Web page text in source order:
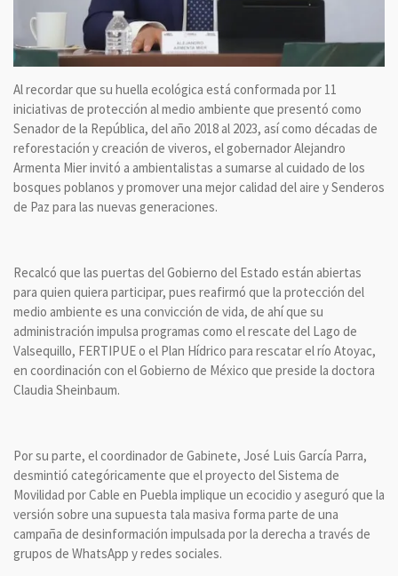
Al recordar que su huella ecológica está conformada por 11
iniciativas de protección al medio ambiente que presentó como
Senador de la República, del año 2018 al 2023, así como décadas de
reforestación y creación de viveros, el gobernador Alejandro
Armenta Mier invitó a ambientalistas a sumarse al cuidado de los
bosques poblanos y promover una mejor calidad del aire y Senderos
de Paz para las nuevas generaciones.
Recalcó que las puertas del Gobierno del Estado están abiertas
para quien quiera participar, pues reafirmó que la protección del
medio ambiente es una convicción de vida, de ahí que su
administración impulsa programas como el rescate del Lago de
Valsequillo, FERTIPUE o el Plan Hídrico para rescatar el río Atoyac,
en coordinación con el Gobierno de México que preside la doctora
Claudia Sheinbaum.
Por su parte, el coordinador de Gabinete, José Luis García Parra,
desmintió categóricamente que el proyecto del Sistema de
Movilidad por Cable en Puebla implique un ecocidio y aseguró que la
versión sobre una supuesta tala masiva forma parte de una
campaña de desinformación impulsada por la derecha a través de
grupos de WhatsApp y redes sociales.